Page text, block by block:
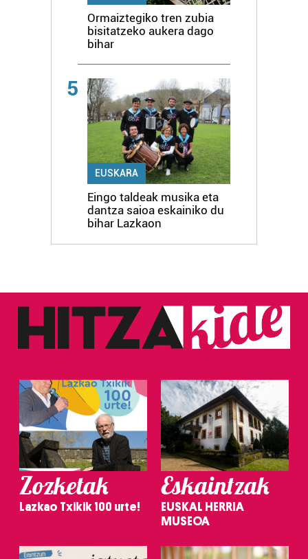
Ormaiztegiko tren zubia
bisitatzeko aukera dago
bihar
5
EUSKARA
Eingo taldeak musika eta
dantza saioa eskainiko du
bihar Lazkaon
Zozketak
Lazkao Txikik 100 urte!
Eskaintzak
EUSKAL HERRIA
MUSEOA